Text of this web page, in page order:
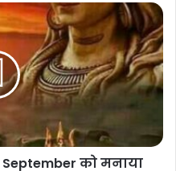
September को मनाया